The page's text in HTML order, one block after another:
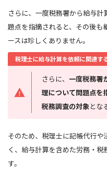
さらに、一度税務署から給与
題点を指摘されると、その後も
ースは珍しくありません。
税理士に給与計算を依頼に関連す
さらに、 一度税務署
理について問題点を
税務調査の対象とな
そのため、税理士に記帳代行
く、給与計算を含めた労務・
す。